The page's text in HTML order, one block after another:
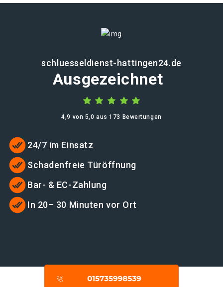
schluesseldienst-hattingen24.de
Ausgezeichnet
4,9 von 5,0 aus 173 Bewertungen
24/7 im Einsatz
Schadenfreie Türöffnung
Bar- & EC-Zahlung
In 20– 30 Minuten vor Ort